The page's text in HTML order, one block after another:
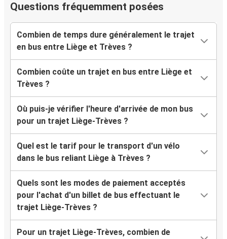
Questions fréquemment posées
Combien de temps dure généralement le trajet
en bus entre Liège et Trèves ?
Combien coûte un trajet en bus entre Liège et
Trèves ?
Où puis-je vérifier l'heure d'arrivée de mon bus
pour un trajet Liège-Trèves ?
Quel est le tarif pour le transport d'un vélo
dans le bus reliant Liège à Trèves ?
Quels sont les modes de paiement acceptés
pour l'achat d'un billet de bus effectuant le
trajet Liège-Trèves ?
Pour un trajet Liège-Trèves, combien de